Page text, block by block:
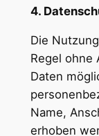
4.
Die
Regel ohne
Daten
Name,
erhoben